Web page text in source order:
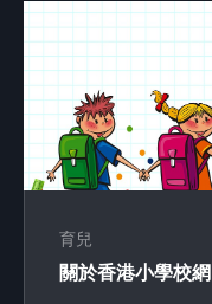
育兒
關於香港小學校網